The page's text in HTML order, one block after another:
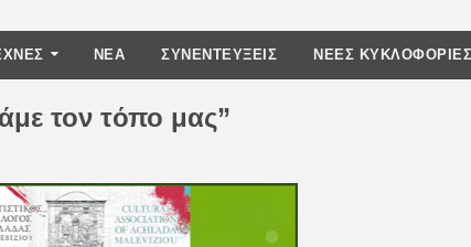
ΝΕΑ ΣΥΝΕΝΤΕΥΞΕΙΣ ΝΕΕΣ ΚΥΚΛΟΦΟΡΙΕΣ
τον τόπο μας”